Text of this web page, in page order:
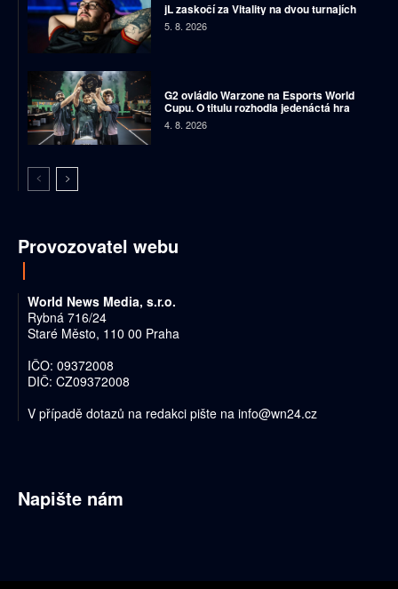
jL zaskočí za Vitality na dvou turnajích
5. 8. 2026
G2 ovládlo Warzone na Esports World
Cupu. O titulu rozhodla jedenáctá hra
4. 8. 2026
Provozovatel webu
World News Media, s.r.o.
Rybná 716/24
Staré Město, 110 00 Praha
IČO: 09372008
DIČ: CZ09372008
V případě dotazů na redakci pište na info@wn24.cz
Napište nám